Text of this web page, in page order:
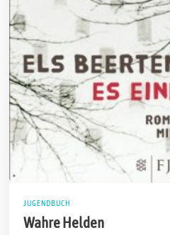
JUGENDBUCH
Wahre Helden